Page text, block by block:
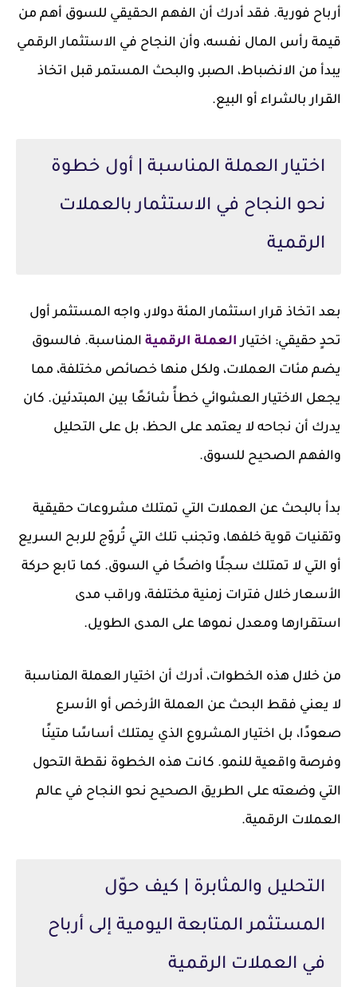
أرباح فورية. فقد أدرك أن الفهم الحقيقي للسوق أهم من
قيمة رأس المال نفسه، وأن النجاح في الاستثمار الرقمي
يبدأ من الانضباط، الصبر، والبحث المستمر قبل اتخاذ
القرار بالشراء أو البيع.
اختيار العملة المناسبة | أول خطوة
نحو النجاح في الاستثمار بالعملات
الرقمية
بعد اتخاذ قرار استثمار المئة دولار، واجه المستثمر أول
تحدٍ حقيقي: اختيار العملة الرقمية المناسبة. فالسوق
يضم مئات العملات، ولكل منها خصائص مختلفة، مما
يجعل الاختيار العشوائي خطأً شائعًا بين المبتدئين. كان
يدرك أن نجاحه لا يعتمد على الحظ، بل على التحليل
والفهم الصحيح للسوق.
بدأ بالبحث عن العملات التي تمتلك مشروعات حقيقية
وتقنيات قوية خلفها، وتجنب تلك التي تُروّج للربح السريع
أو التي لا تمتلك سجلًا واضحًا في السوق. كما تابع حركة
الأسعار خلال فترات زمنية مختلفة، وراقب مدى
استقرارها ومعدل نموها على المدى الطويل.
من خلال هذه الخطوات، أدرك أن اختيار العملة المناسبة
لا يعني فقط البحث عن العملة الأرخص أو الأسرع
صعودًا، بل اختيار المشروع الذي يمتلك أساسًا متينًا
وفرصة واقعية للنمو. كانت هذه الخطوة نقطة التحول
التي وضعته على الطريق الصحيح نحو النجاح في عالم
العملات الرقمية.
التحليل والمثابرة | كيف حوّل
المستثمر المتابعة اليومية إلى أرباح
في العملات الرقمية